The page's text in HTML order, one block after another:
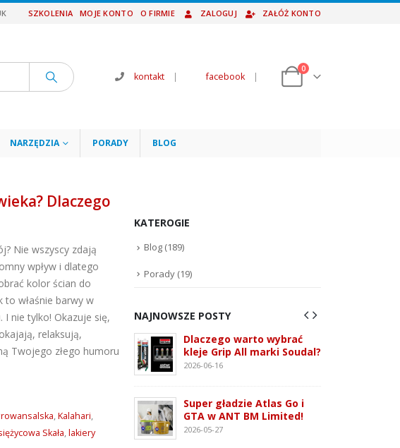
SZKOLENIA MOJE KONTO O FIRMIE ZALOGUJ ZAŁÓŻ KONTO
kontakt | facebook |
0
NARZĘDZIA PORADY BLOG
Dlaczego
Nie wszyscy zdają
wpływ i dlatego
kolor ścian do
to właśnie barwy w
nie tylko! Okazuje się,
relaksują,
Twojego złego humoru
,Kalahari,
Skała,lakiery
KATEROGIE
Blog (189)
Porady (19)
NAJNOWSZE POSTY
M-SYSTEM 3G –
system
farmerskie WFD –
rodzaje i zastosowanie
07-27
Dlaczego warto wybrać
kleje Grip All marki Soudal?
2026-06-16
Super gładzie Atlas Go i
GTA w ANT BM Limited!
2026-05-27